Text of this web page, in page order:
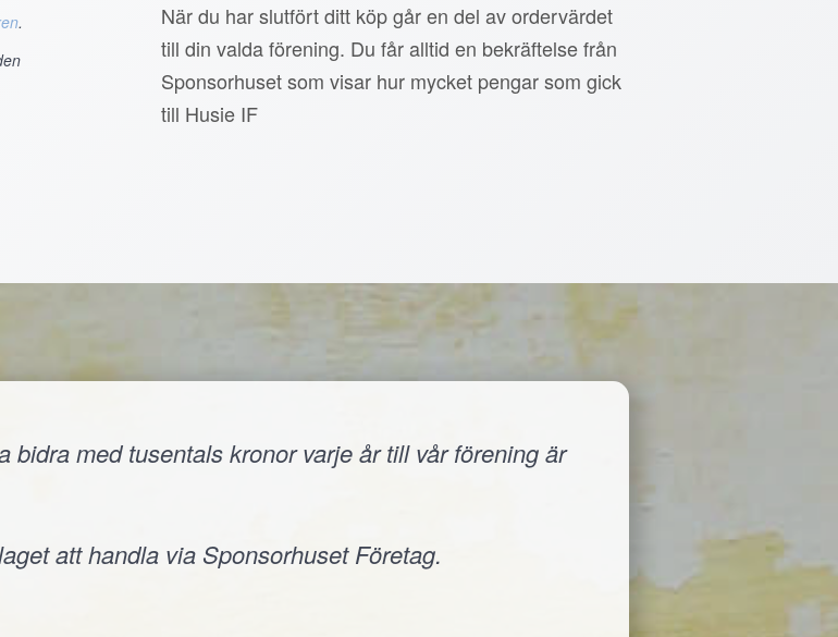
.
När du har slutfört ditt köp går en del av ordervärdet
till din valda förening. Du får alltid en bekräftelse från
Sponsorhuset som visar hur mycket pengar som gick
till Husie IF
bidra med tusentals kronor varje år till vår förening är
att handla via Sponsorhuset Företag.